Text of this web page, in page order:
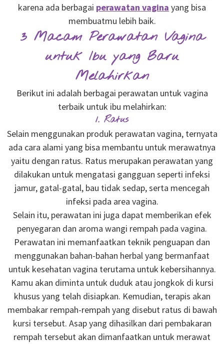
karena ada berbagai perawatan vagina yang bisa
membuatmu lebih baik.
3 Macam Perawatan Vagina
untuk Ibu yang Baru
Melahirkan
Berikut ini adalah berbagai perawatan untuk vagina
terbaik untuk ibu melahirkan:
1. Ratus
Selain menggunakan produk perawatan vagina, ternyata
ada cara alami yang bisa membantu untuk merawatnya
yaitu dengan ratus. Ratus merupakan perawatan yang
dilakukan untuk mengatasi gangguan seperti infeksi
jamur, gatal-gatal, bau tidak sedap, serta mencegah
infeksi pada area vagina.
Selain itu, perawatan ini juga dapat memberikan efek
penyegaran dan aroma wangi rempah pada vagina.
Perawatan ini memanfaatkan teknik penguapan dan
menggunakan bahan-bahan herbal yang bermanfaat
untuk kesehatan vagina terutama untuk kebersihannya.
Kamu akan diminta untuk duduk atau jongkok di kursi
khusus yang telah disiapkan. Kemudian, terapis akan
membakar rempah-rempah yang disebut ratus di bawah
kursi tersebut. Asap yang dihasilkan dari pembakaran
rempah tersebut akan dimanfaatkan untuk merawat